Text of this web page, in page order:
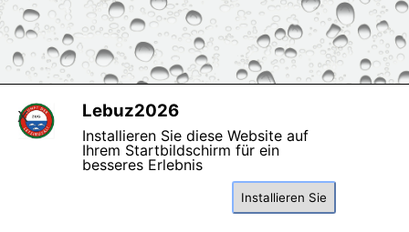
Letzibuzäli
Lebuz2026
Installieren Sie diese Website auf
Ihrem Startbildschirm für ein
besseres Erlebnis
Installieren Sie
X